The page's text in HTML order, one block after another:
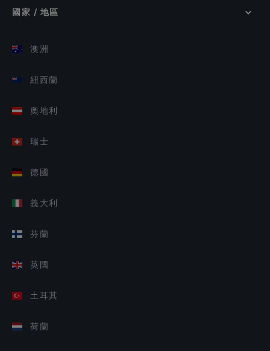
國家 / 地區
澳洲
紐西蘭
奧地利
瑞士
德國
義大利
芬蘭
英國
土耳其
荷蘭